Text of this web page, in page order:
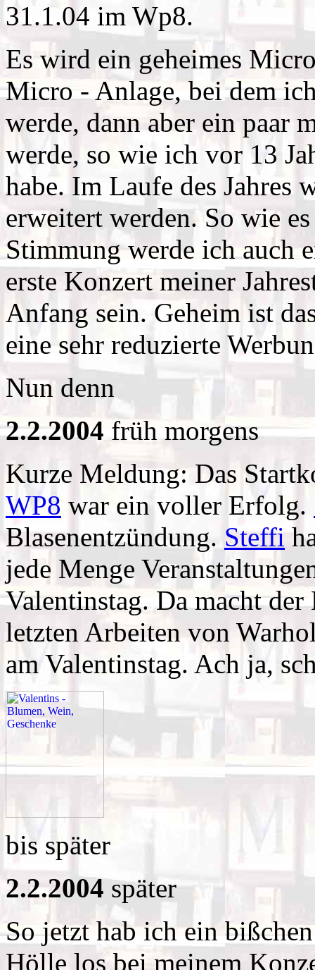
31.1.04 im Wp8.
Es wird ein geheimes
Micro - Anlage, bei dem
werde, dann aber ein paar
werde, so wie ich vor 13
habe. Im Laufe des
erweitert werden. So wie
Stimmung werde ich auch
erste Konzert meiner
Anfang sein. Geheim ist
eine sehr reduzierte
Nun denn
2.2.2004 früh morgens
Kurze Meldung: Das
WP8 war ein voller Erfolg.
Blasenentzündung. Steffi
jede Menge
Valentinstag. Da macht
letzten Arbeiten von
am Valentinstag. Ach ja,
bis später
2.2.2004später
So jetzt hab ich ein
Hölle los bei meinem